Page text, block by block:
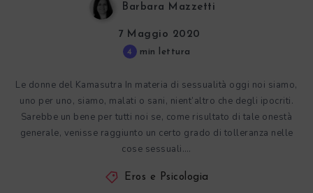
Barbara Mazzetti
7 Maggio 2020
4 min lettura
Le donne del Kamasutra In materia di sessualità oggi noi siamo,
uno per uno, siamo, malati o sani, nient’altro che degli ipocriti.
Sarebbe un bene per tutti noi se, come risultato di tale onestà
generale, venisse raggiunto un certo grado di tolleranza nelle
cose sessuali….
Eros e Psicologia